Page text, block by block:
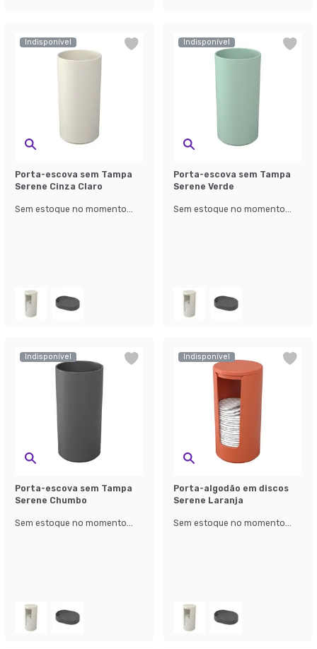
Indisponível
Porta-escova sem Tampa
Serene Cinza Claro
Sem estoque no momento...
Indisponível
Porta-escova sem Tampa
Serene Verde
Sem estoque no momento...
Indisponível
Porta-escova sem Tampa
Serene Chumbo
Sem estoque no momento...
Indisponível
Porta-algodão em discos
Serene Laranja
Sem estoque no momento...